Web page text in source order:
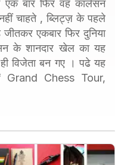
बार फिर वह कार्लसन
चाहते , ब्लिट्ज़ के पहले
जीतकर एकबार फिर दुनिया
के शानदार खेल का यह
विजेता बन गए । पढे यह
Chess Tour,